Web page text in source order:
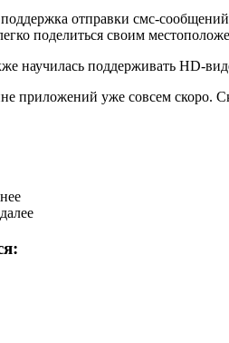
отправки смс-
поделиться своим
научилась поддерживать HD-
приложений уже совсем скоро.
далее